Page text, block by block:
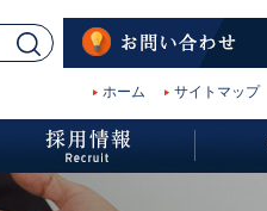
ホーム サイトマップ